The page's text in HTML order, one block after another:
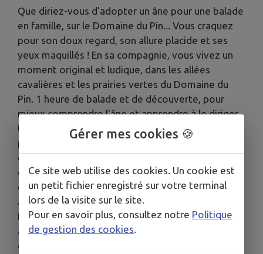
Que diriez-vous d'adopter un âne pour une balade
en famille, sur le Domaine du Pin... Vous craquez
pour son doux regard, son allure placide et ses
yeux maquillés ! En sa compagnie, vous vivez un
moment original et ludique, dans les allées
cavalières et les prairies vertes du Domaine du
Pin. 1 heure de balade et de découverte, pour
mieux comprendre l'âne et apprendre à le diriger,
tenu en main. Il a bien sûr son caractère, ce n'est
pas qu'une légende, mais c'est ce qui fait son
charme. Julian, votre accompagnateur vous
dévoilera tous ses petits secrets pour mieux
décoder votre nouveau compagnon de route. Une
activité attendrissante et ludique pour toute la
famille ! Embarquez dans l'ESCARGOLINE, ce petit
attelage léger pouvant promener 2 adultes ou 3
enfants (en bas âge), pendant que Julian, votre
Gérer mes cookies 🍪
Ce site web utilise des cookies. Un cookie est
un petit fichier enregistré sur votre terminal
lors de la visite sur le site.
Pour en savoir plus, consultez notre Politique
de gestion des cookies.